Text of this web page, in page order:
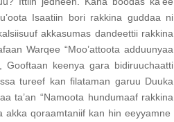
Isaatiin bori rakkina guddaa ni
akkasumas dandeettii rakkina
Warqee “Moo’attoota adduunyaa
Gooftaan keenya gara bidiruuchaatti
tureef kan filataman garuu Duuka
ta’an “Namoota hundumaaf rakkina
akka qoraamtaniif kan hin eeyyamne